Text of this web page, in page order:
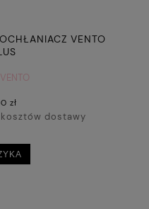
VENTO
VENTO
zł
kosztów dostawy